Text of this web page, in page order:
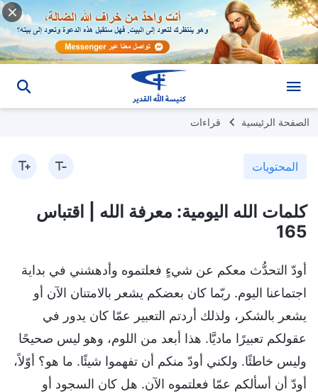
الصفحة الرئيسية قراءات
المحتويات
كلمات الله اليومية: معرفة الله | اقتباس
165
أودّ التحدُّث معكم عن شيءٍ فعلتموه وأدهشني في بداية
اجتماعنا اليوم. ربّما كان بعضكم يشعر بالامتنان الآن أو
يشعر بالشكر، ولذلك أردتم التعبير عمّا كان يدور في
عقولكم تعبيرًا ماديَّا. هذا أبعد من اللوم، وهو ليس صحيحًا
وليس خاطئًا. ولكني أودّ منكم أن تفهموا شيئًا. ما هو؟ أوّلاً،
أودّ أن أسألكم عمّا فعلتموه الآن. هل كان السجود أو